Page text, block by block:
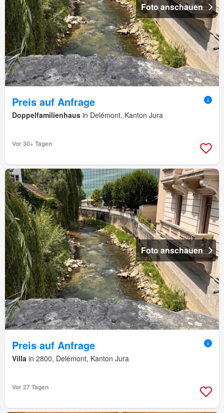
Foto anschauen
Preis auf Anfrage
Doppelfamilienhaus in Delémont, Kanton Jura
Vor 30+ Tagen
Foto anschauen
Preis auf Anfrage
Villa in 2800, Delémont, Kanton Jura
Vor 27 Tagen